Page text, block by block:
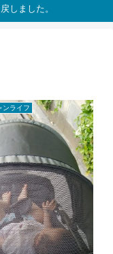
しました。
ンライフ